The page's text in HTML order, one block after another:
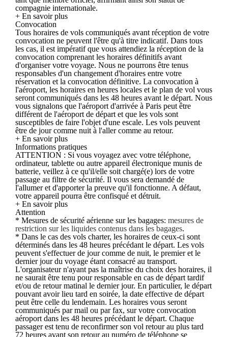
compagnie internationale.
+ En savoir plus
Convocation
Tous horaires de vols communiqués avant réception de votre
convocation ne peuvent l'être qu'à titre indicatif. Dans tous
les cas, il est impératif que vous attendiez la réception de la
convocation comprenant les horaires définitifs avant
d'organiser votre voyage. Nous ne pourrons être tenus
responsables d'un changement d'horaires entre votre
réservation et la convocation définitive. La convocation à
l'aéroport, les horaires en heures locales et le plan de vol vous
seront communiqués dans les 48 heures avant le départ. Nous
vous signalons que l'aéroport d'arrivée à Paris peut être
différent de l'aéroport de départ et que les vols sont
susceptibles de faire l'objet d'une escale. Les vols peuvent
être de jour comme nuit à l'aller comme au retour.
+ En savoir plus
Informations pratiques
ATTENTION : Si vous voyagez avec votre téléphone,
ordinateur, tablette ou autre appareil électronique munis de
batterie, veillez à ce qu'il/elle soit chargé(e) lors de votre
passage au filtre de sécurité. Il vous sera demandé de
l'allumer et d'apporter la preuve qu'il fonctionne. A défaut,
votre appareil pourra être confisqué et détruit.
+ En savoir plus
Attention
* Mesures de sécurité aérienne sur les bagages: mesures de
restriction sur les liquides contenus dans les bagages.
* Dans le cas des vols charter, les horaires de ceux-ci sont
déterminés dans les 48 heures précédant le départ. Les vols
peuvent s'effectuer de jour comme de nuit, le premier et le
dernier jour du voyage étant consacré au transport.
L'organisateur n'ayant pas la maîtrise du choix des horaires, il
ne saurait être tenu pour responsable en cas de départ tardif
et/ou de retour matinal le dernier jour. En particulier, le départ
pouvant avoir lieu tard en soirée, la date effective de départ
peut être celle du lendemain. Les horaires vous seront
communiqués par mail ou par fax, sur votre convocation
aéroport dans les 48 heures précédant le départ. Chaque
passager est tenu de reconfirmer son vol retour au plus tard
72 heures avant son retour au numéro de téléphone se